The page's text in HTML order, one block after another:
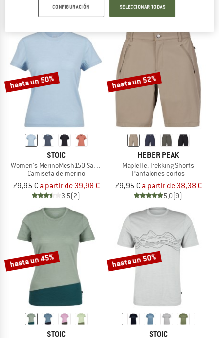
a partir de 40,48 €
4,8(4)
79,95 €a partir de 49,57 €
4,9(21)
hasta un 50%
STOIC
Women's MerinoMesh150 SadjemSt. T-Shirt
Camiseta de merino
79,95 € a partir de 39,98 €
3,5(2)
hasta un 52%
HEBER PEAK
MapleHe. Trekking Shorts
Pantalones cortos
79,95 € a partir de 38,38 €
5,0(9)
hasta un 45%
STOIC
hasta un 50%
STOIC
CONFIGURACIÓN SELECCIONAR TODAS